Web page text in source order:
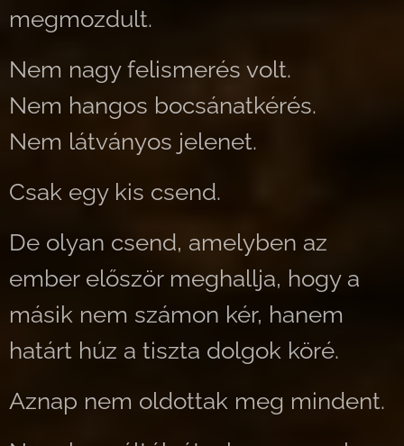
megmozdult.
Nem nagy felismerés volt.
Nem hangos bocsánatkérés.
Nem látványos jelenet.
Csak egy kis csend.
De olyan csend, amelyben az
ember először meghallja, hogy a
másik nem számon kér, hanem
határt húz a tiszta dolgok köré.
Aznap nem oldottak meg mindent.